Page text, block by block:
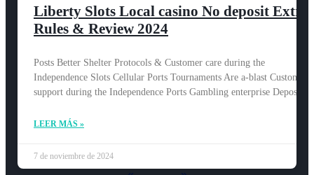
Liberty Slots Local casino No deposit Extra
Rules & Review 2024
Posts Better Shelter Protocols & Customer care during the
Independence Slots Cellular Ports Tournaments Are a-blast Customer
support during the Independence Ports Gambling enterprise Deposit
LEER MÁS »
7 de noviembre de 2024